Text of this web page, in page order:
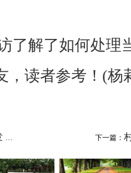
了解了如何处理
，读者参考！(杨
下一篇：